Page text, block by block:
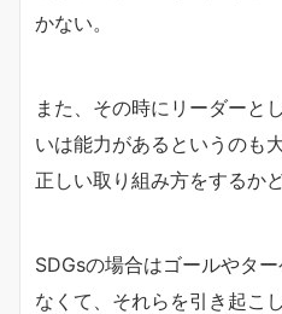
かない。
また、その時にリーダーと
いは能力があるというのも
正しい取り組み方をするか
SDGsの場合はゴールやタ
なくて、それらを引き起こ